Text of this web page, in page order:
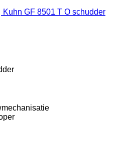
Kuhn GF 8501 T O schudder